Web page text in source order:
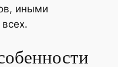
иными